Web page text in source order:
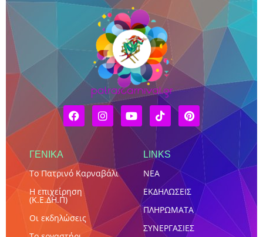
ΓΕΝΙΚΑ
Το Πατρινό Καρναβάλι
Η επιχείρηση
(Κ.Ε.ΔΗ.Π)
Οι εκδηλώσεις
LINKS
NEA
ΕΚΔΗΛΩΣΕΙΣ
ΠΛΗΡΩΜΑΤΑ
ΣΥΝΕΡΓΑΣΙΕΣ